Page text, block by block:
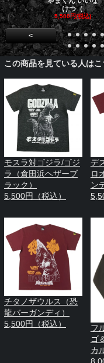
けつ（
5,500円(税込)
<
この商品を見ている人は
モスラ対ゴジラ/ゴジ
ラ（倉田浜ヘザーブ
ラック）
5,500円（税込）
デ
ロ
ン
チタノザウルス（恐
龍バーガンディ）
5,500円（税込）
フ
ゴ
カ